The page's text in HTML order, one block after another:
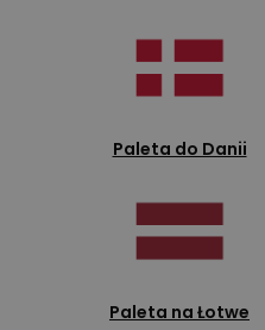
Paleta do Danii
Paleta na Łotwe